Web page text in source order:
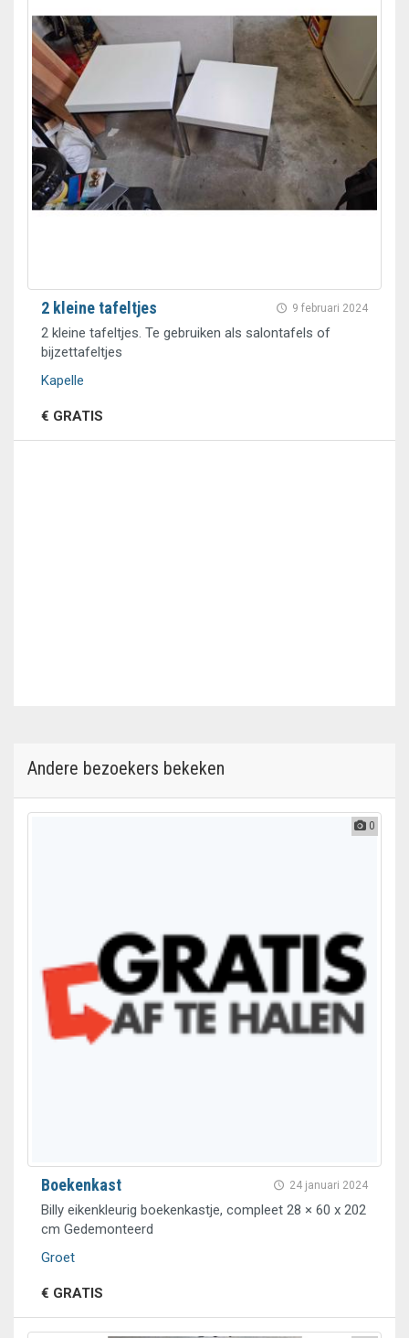
9 februari 2024
2 kleine tafeltjes
2 kleine tafeltjes. Te gebruiken als salontafels of
bijzettafeltjes
Kapelle
€ GRATIS
Andere bezoekers bekeken
0
24 januari 2024
Boekenkast
Billy eikenkleurig boekenkastje, compleet 28 × 60 x 202
cm Gedemonteerd
Groet
€ GRATIS